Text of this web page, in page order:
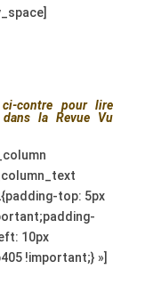
contre pour lire
la Revue Vu
top: 5px
10px
!important;} »]